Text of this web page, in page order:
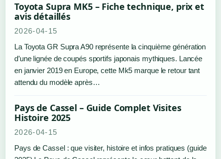
Toyota Supra MK5 – Fiche technique, prix et
avis détaillés
2026-04-15
La Toyota GR Supra A90 représente la cinquième génération
d’une lignée de coupés sportifs japonais mythiques. Lancée
en janvier 2019 en Europe, cette Mk5 marque le retour tant
attendu du modèle après…
Pays de Cassel – Guide Complet Visites
Histoire 2025
2026-04-15
Pays de Cassel : que visiter, histoire et infos pratiques (guide